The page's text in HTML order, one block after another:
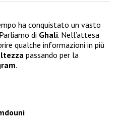
ha conquistato un vasto
di Ghali. Nell’attesa
qualche informazioni in più
passando per la
.